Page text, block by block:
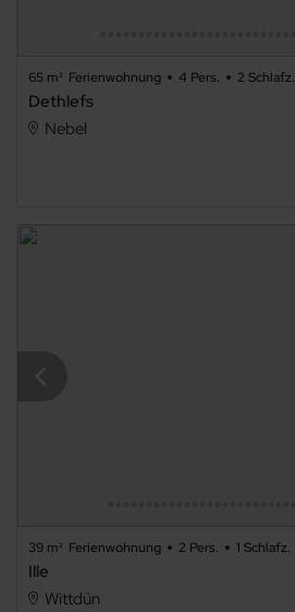
65 m² Ferienwohnung 4 Pers. 2 Schlafz.
Dethlefs
Nebel
39 m² Ferienwohnung 2 Pers. 1 Schlafz.
Ille
Wittdün